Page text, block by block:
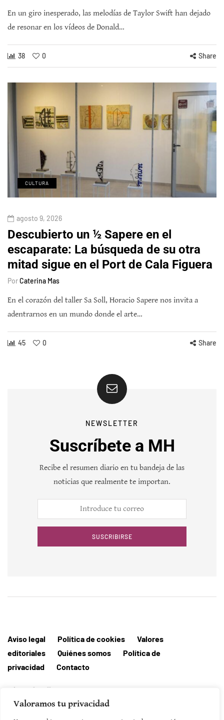
Valoramos tu privacidad
En un giro inesperado, las melodías de Taylor Swift han dejado
de resonar en los vídeos de Donald…
38 0 Share
CULTURA
agosto 9, 2026
Descubierto un ½ Sapere en el
escaparate: La búsqueda de su otra
mitad sigue en el Port de Cala Figuera
PorCaterina Mas
En el corazón del taller Sa Soll, Horacio Sapere nos invita a
adentrarnos en un mundo donde el arte…
45 0 Share
NEWSLETTER
Suscríbete a MH
Recibe el resumen diario en tu bandeja de las
noticias que realmente te importan.
SUSCRIBIRSE
Aviso legal Política de cookies
Valores
editoriales
Quiénes somos
Política de
privacidad
Contacto
Editorial MallorcaHora